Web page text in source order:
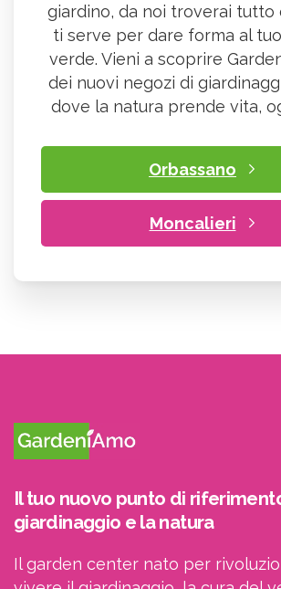
giardino, da noi troverai tutto
ti serve per dare forma al
verde. Vieni a scoprire
dei nuovi negozi di
dove la natura prende vita,
Orbassano
Moncalieri
Il tuo nuovo punto di
giardinaggio e la natura
Il garden center nato per